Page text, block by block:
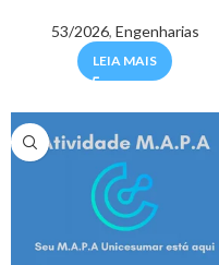
53/2026, Engenharias
LEIA MAIS